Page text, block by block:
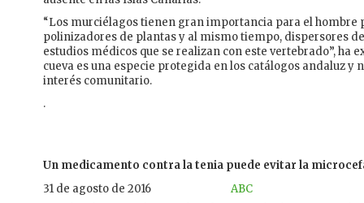
“Los murciélagos tienen gran importancia para el hombre
polinizadores de plantas y al mismo tiempo, dispersores
estudios médicos que se realizan con este vertebrado”, ha
cueva es una especie protegida en los catálogos andaluz y
interés comunitario.
.
Un medicamento contra la tenia puede evitar la
31 de agosto de 2016
ABC